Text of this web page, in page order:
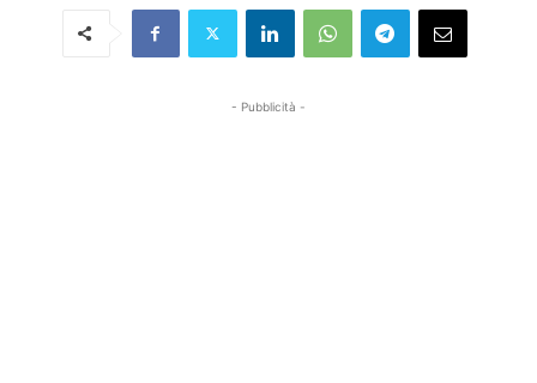
- Pubblicità -